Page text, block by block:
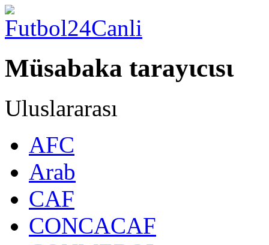
Müsabaka tarayιcιsι
Uluslararası
AFC
Arab
CAF
CONCACAF